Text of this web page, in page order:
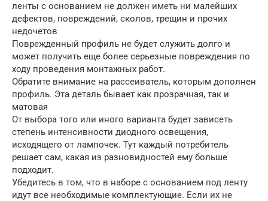
ленты с основанием не должен иметь ни малейших
дефектов, повреждений, сколов, трещин и прочих
недочетов
Поврежденный профиль не будет служить долго и
может получить еще более серьезные повреждения по
ходу проведения монтажных работ.
Обратите внимание на рассеиватель, которым дополнен
профиль. Эта деталь бывает как прозрачная, так и
матовая
От выбора того или иного варианта будет зависеть
степень интенсивности диодного освещения,
исходящего от лампочек. Тут каждый потребитель
решает сам, какая из разновидностей ему больше
подходит.
Убедитесь в том, что в наборе с основанием под ленту
идут все необходимые комплектующие. Если их не